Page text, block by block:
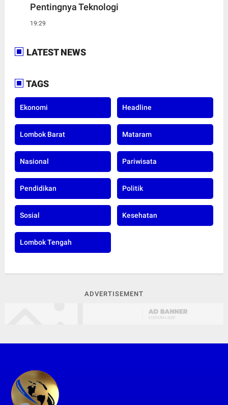
Pentingnya Teknologi
19:29
LATEST NEWS
TAGS
Ekonomi Headline
Lombok Barat Mataram
Nasional Pariwisata
Pendidikan Politik
Sosial Kesehatan
Lombok Tengah
ADVERTISEMENT